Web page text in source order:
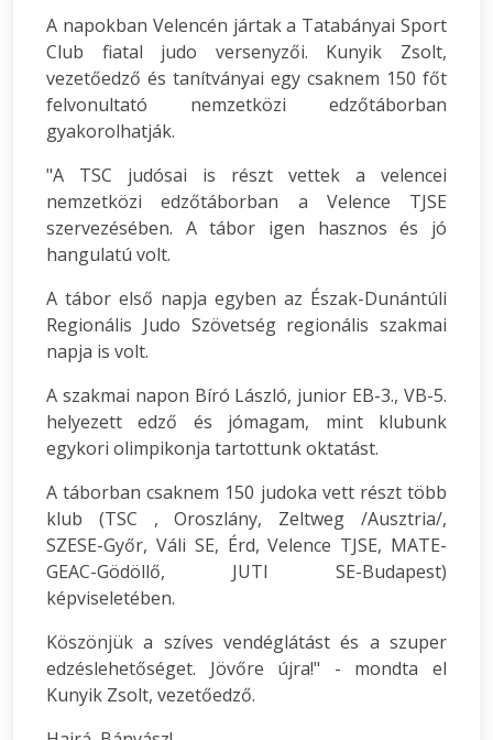
A napokban Velencén jártak a Tatabányai Sport
Club fiatal judo versenyzői. Kunyik Zsolt,
vezetőedző és tanítványai egy csaknem 150 főt
felvonultató nemzetközi edzőtáborban
gyakorolhatják.
"A TSC judósai is részt vettek a velencei
nemzetközi edzőtáborban a Velence TJSE
szervezésében. A tábor igen hasznos és jó
hangulatú volt.
A tábor első napja egyben az Észak-Dunántúli
Regionális Judo Szövetség regionális szakmai
napja is volt.
A szakmai napon Bíró László, junior EB-3., VB-5.
helyezett edző és jómagam, mint klubunk
egykori olimpikonja tartottunk oktatást.
A táborban csaknem 150 judoka vett részt több
klub (TSC , Oroszlány, Zeltweg /Ausztria/,
SZESE-Győr, Váli SE, Érd, Velence TJSE, MATE-
GEAC-Gödöllő, JUTI SE-Budapest)
képviseletében.
Köszönjük a szíves vendéglátást és a szuper
edzéslehetőséget. Jövőre újra!" - mondta el
Kunyik Zsolt, vezetőedző.